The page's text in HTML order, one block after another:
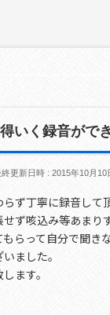
いく録音がで
終更新日時 : 2015年10月10
ず丁寧に録音して
ず咳込み等あまり
らって自分で聞き
ました。
ます。